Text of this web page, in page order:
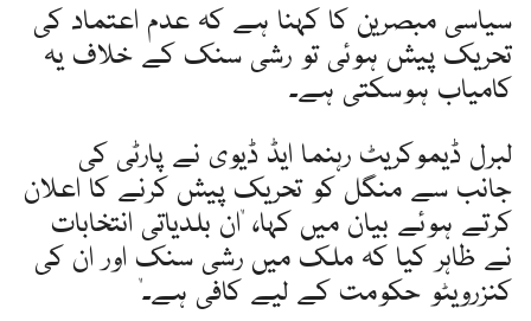
سیاسی مبصرین کا کہنا ہے کہ عدم اعتماد کی
تحریک پیش ہوئی تو رشی سنک کے خلاف یہ
کامیاب ہوسکتی ہے۔
لبرل ڈیموکریٹ رہنما ایڈ ڈیوی نے پارٹی کی
جانب سے منگل کو تحریک پیش کرنے کا اعلان
کرتے ہوئے بیان میں کہا، "ان بلدیاتی انتخابات
نے ظاہر کیا کہ ملک میں رشی سنک اور ان کی
کنزرویٹو حکومت کے لیے کافی ہے۔"